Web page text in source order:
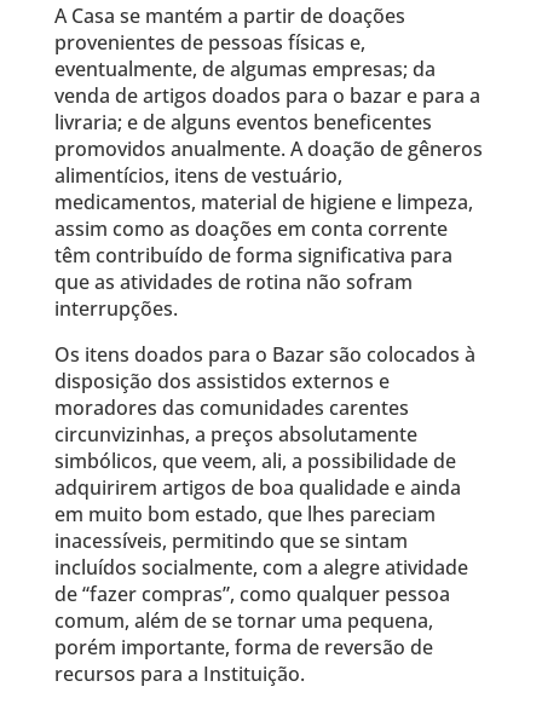
A Casa se mantém a partir de doações
provenientes de pessoas físicas e,
eventualmente, de algumas empresas; da
venda de artigos doados para o bazar e para a
livraria; e de alguns eventos beneficentes
promovidos anualmente. A doação de gêneros
alimentícios, itens de vestuário,
medicamentos, material de higiene e limpeza,
assim como as doações em conta corrente
têm contribuído de forma significativa para
que as atividades de rotina não sofram
interrupções.
Os itens doados para o Bazar são colocados à
disposição dos assistidos externos e
moradores das comunidades carentes
circunvizinhas, a preços absolutamente
simbólicos, que veem, ali, a possibilidade de
adquirirem artigos de boa qualidade e ainda
em muito bom estado, que lhes pareciam
inacessíveis, permitindo que se sintam
incluídos socialmente, com a alegre atividade
de “fazer compras”, como qualquer pessoa
comum, além de se tornar uma pequena,
porém importante, forma de reversão de
recursos para a Instituição.